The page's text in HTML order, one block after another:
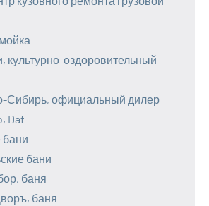
культурно-оздоровительный
Сибирь, официальный дилер
Daf
бани
баня
баня